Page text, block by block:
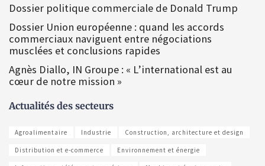
Dossier politique commerciale de Donald Trump
Dossier Union européenne : quand les accords
commerciaux naviguent entre négociations
musclées et conclusions rapides
Agnès Diallo, IN Groupe : « L’international est au
cœur de notre mission »
Actualités des secteurs
Agroalimentaire Industrie Construction, architecture et design
Distribution et e-commerce Environnement et énergie